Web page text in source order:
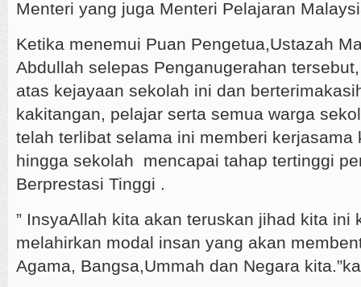
Menteri yang juga Menteri Pelajaran
Ketika menemui Puan Pengetua,Ustazah
Abdullah selepas Penganugerahan
atas kejayaan sekolah ini dan
kakitangan, pelajar serta semua warga
telah terlibat selama ini memberi kerjasama
hingga sekolah mencapai tahap tertinggi
Berprestasi Tinggi .
” InsyaAllah kita akan teruskan jihad kita
melahirkan modal insan yang akan
Agama, Bangsa,Ummah dan Negara